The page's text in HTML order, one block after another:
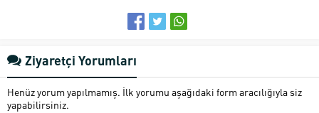
Ziyaretçi Yorumları
Henüz yorum yapılmamış. İlk yorumu aşağıdaki form aracılığıyla siz
yapabilirsiniz.